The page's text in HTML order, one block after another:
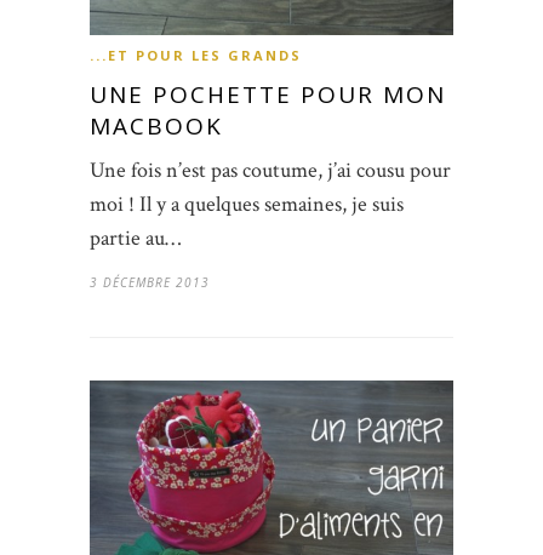
...ET POUR LES GRANDS
UNE POCHETTE POUR MON
MACBOOK
Une fois n’est pas coutume, j’ai cousu pour
moi ! Il y a quelques semaines, je suis
partie au…
3 DÉCEMBRE 2013